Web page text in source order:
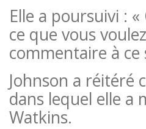
Elle a poursuivi :
ce que vous
commentaire à ce
Johnson a réitéré
dans lequel elle a
Watkins.